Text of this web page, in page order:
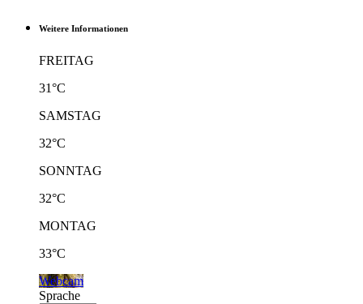
Weitere Informationen
FREITAG
31°C
SAMSTAG
32°C
SONNTAG
32°C
MONTAG
33°C
Webcam
Sprache